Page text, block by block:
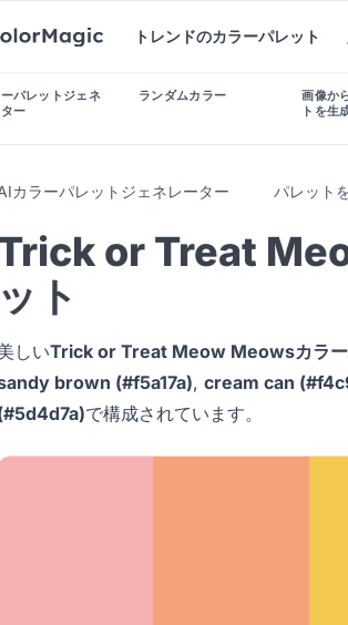
トレンドのカラーパレット
パレットジェネ
ー
ランダムカラー
画像か
トを生
カラーパレットジェネレーター パレット
or Treat
ット
しいTrick or Treat Meow Meowsカラー
brown (#f5a17a), cream can
で構成されています。